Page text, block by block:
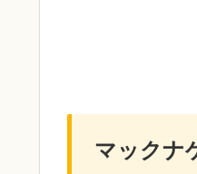
マックナ